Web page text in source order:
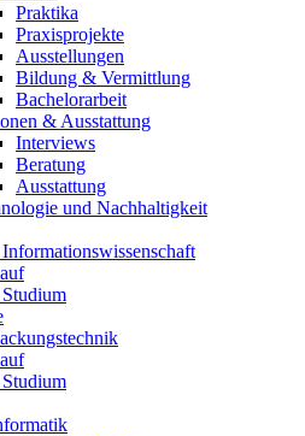
Praktika
Praxisprojekte
Ausstellungen
Bildung & Vermittlung
Bachelorarbeit
& Ausstattung
Interviews
Beratung
Ausstattung
und Nachhaltigkeit